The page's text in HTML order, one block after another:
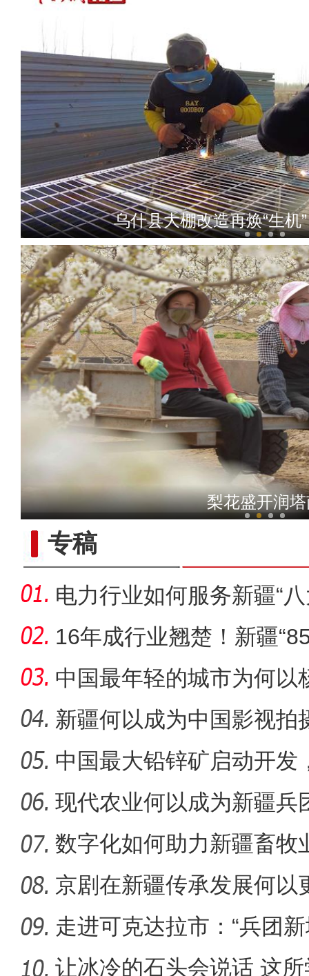
乌什县大棚改造再焕“生机
铁门关市开来镇巴扎让团
玛纳斯县举办第二届风
新疆托克逊县棉花播
梨花盛开润
十二团28连高辣度辣椒种
专稿
电力行业如何服务新疆“
16年成行业翘楚！新疆
酿造
中国最年轻的城市为何以
新疆何以成为中国影视拍
中国最大铅锌矿启动开发
级铅锌
现代农业何以成为新疆兵
数字化如何助力新疆畜牧
京剧在新疆传承发展何以
走进可克达拉市：“兵团
起”？
让冰冷的石头会说话 这